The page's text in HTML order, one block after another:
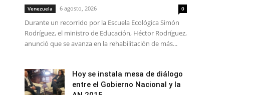
Venezuela 6 agosto, 2026 0
Durante un recorrido por la Escuela Ecológica Simón
Rodríguez, el ministro de Educación, Héctor Rodríguez,
anunció que se avanza en la rehabilitación de más...
Hoy se instala mesa de diálogo
entre el Gobierno Nacional y la